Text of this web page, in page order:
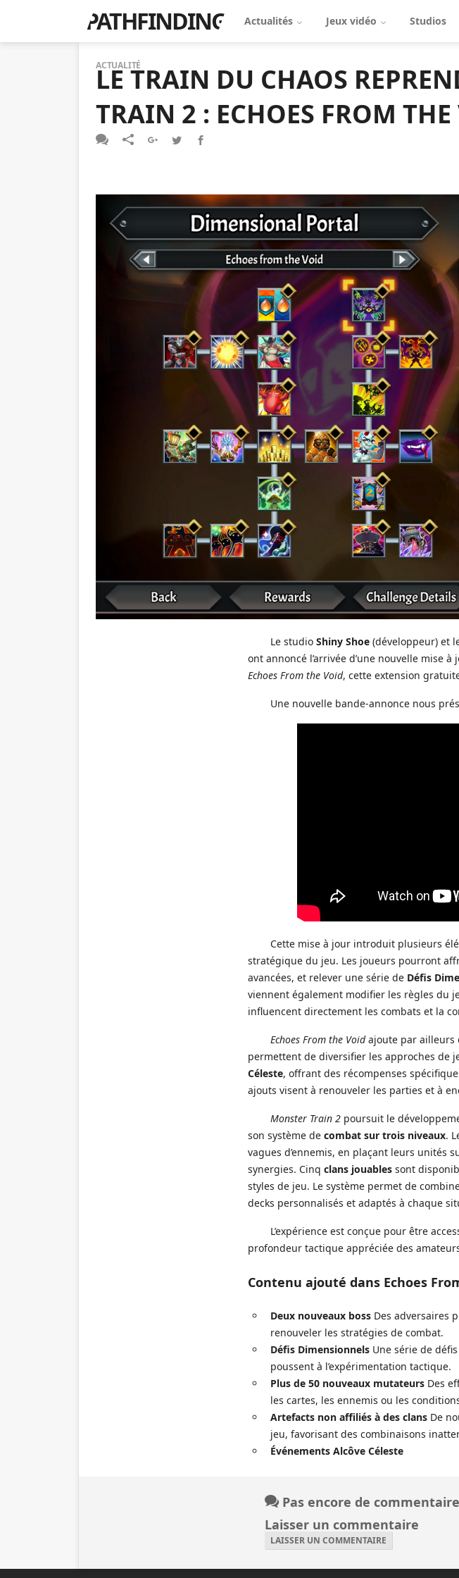
PATHFINDING Actualités Jeux vidéo Studios
ACTUALITÉ
LE TRAIN DU CHAOS
TRAIN 2 : ECHOES FROM
Le studio Shiny Shoe (développeur) et
ont annoncé l’arrivée d’une nouvelle mise
Echoes From the Void, cette extension
Une nouvelle bande-annonce nous
Cette mise à jour introduit plusieurs
stratégique du jeu. Les joueurs pourront
avancées, et relever une série de Défis
viennent également modifier les règles du
influencent directement les combats et la
Echoes From the Voidajoute par ailleurs
permettent de diversifier les approches de
Céleste, offrant des récompenses
ajouts visent à renouveler les parties et à
Monster Train 2 poursuit le
son système de combat sur trois niveaux.
vagues d’ennemis, en plaçant leurs unités
synergies. Cinq clans jouables sont
styles de jeu. Le système permet de
decks personnalisés et adaptés à chaque
L’expérience est conçue pour être
profondeur tactique appréciée des
Contenu ajouté dans Echoes
Deux nouveaux boss Des adversaires
renouveler les stratégies de combat.
Défis Dimensionnels Une série de
poussent à l’expérimentation tactique.
Plus de 50 nouveaux mutateurs Des
les cartes, les ennemis ou les
Artefacts non affiliés à des clans De
jeu, favorisant des combinaisons
Événements Alcôve Céleste
Pas encore de commentaire
Laisser un commentaire
LAISSER UN COMMENTAIRE